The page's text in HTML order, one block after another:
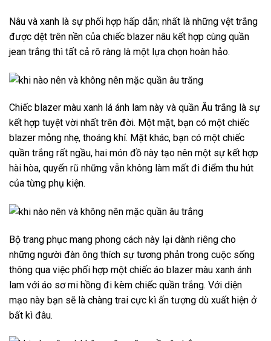
Nâu và xanh là sự phối hợp hấp dẫn; nhất là những vệt trắng
được dệt trên nền của chiếc blazer nâu kết hợp cùng quần
jean trắng thì tất cả rõ ràng là một lựa chọn hoàn hảo.
Chiếc blazer màu xanh lá ánh lam này và quần Âu trắng là sự
kết hợp tuyệt vời nhất trên đời. Một mặt, bạn có một chiếc
blazer mỏng nhẹ, thoáng khí. Mặt khác, bạn có một chiếc
quần trắng rất ngầu, hai món đồ này tạo nên một sự kết hợp
hài hòa, quyến rũ những vẫn không làm mất đi điểm thu hút
của từng phụ kiện.
Bộ trang phục mang phong cách này lại dành riêng cho
những người đàn ông thích sự tương phản trong cuộc sống
thông qua việc phối hợp một chiếc áo blazer màu xanh ánh
lam với áo sơ mi hồng đi kèm chiếc quần trắng. Với diện
mạo này bạn sẽ là chàng trai cực kì ấn tượng dù xuất hiện ở
bất kì đâu.